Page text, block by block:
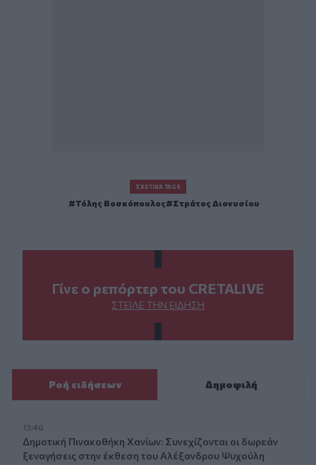
ΣΧΕΤΙΚΆ TAGS
Τόλης Βοσκόπουλος Στράτος Διονυσίου
Γίνε ο ρεπόρτερ του CRETALIVE
ΣΤΕΊΛΕ ΤΗΝ ΕΊΔΗΣΗ
Ροή ειδήσεων Δημοφιλή
13:46
Δημοτική Πινακοθήκη Χανίων: Συνεχίζονται οι δωρεάν
ξεναγήσεις στην έκθεση του Αλέξανδρου Ψυχούλη